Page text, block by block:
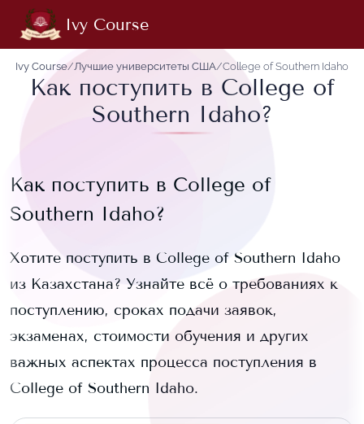
Ivy Course
Ivy Course/Лучшие университеты США/College of Southern Idaho
Как поступить в College of
Southern Idaho?
Как поступить в College of
Southern Idaho?
Хотите поступить в College of Southern Idaho
из Казахстана? Узнайте всё о требованиях к
поступлению, сроках подачи заявок,
экзаменах, стоимости обучения и других
важных аспектах процесса поступления в
College of Southern Idaho.